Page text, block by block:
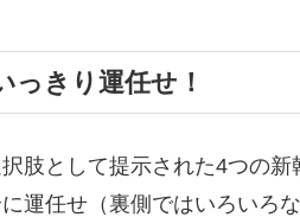
っきり運任せ！
肢として提示された4つの新
運任せ（裏側ではいろいろ